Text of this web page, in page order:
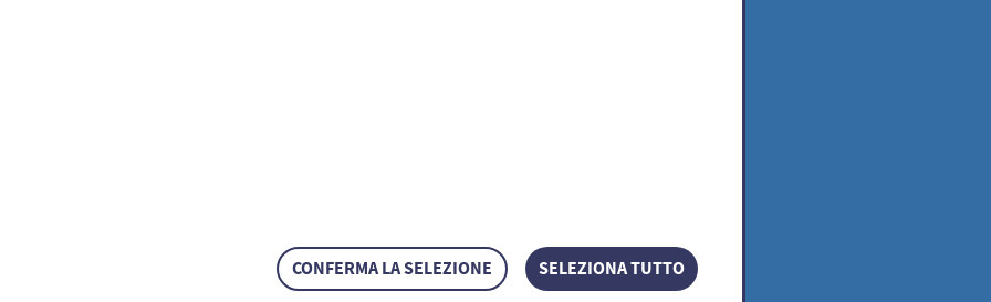
Elementaren
- 1945
Preis für Fotografie 2005
CONFERMA LA SELEZIONE SELEZIONA TUTTO